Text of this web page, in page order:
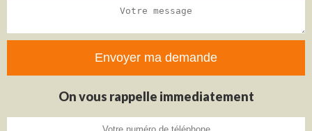
On vous rappelle immediatement